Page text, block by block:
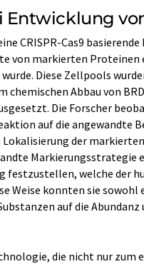
Entwicklung
CRISPR-Cas9
von markierten
Diese Zellpools
chemischen Abbau von
Die Forscher
auf die angewandte
der
Markierungsstrategie
festzustellen, welche der
Weise konnten sie
auf die
die nicht nur